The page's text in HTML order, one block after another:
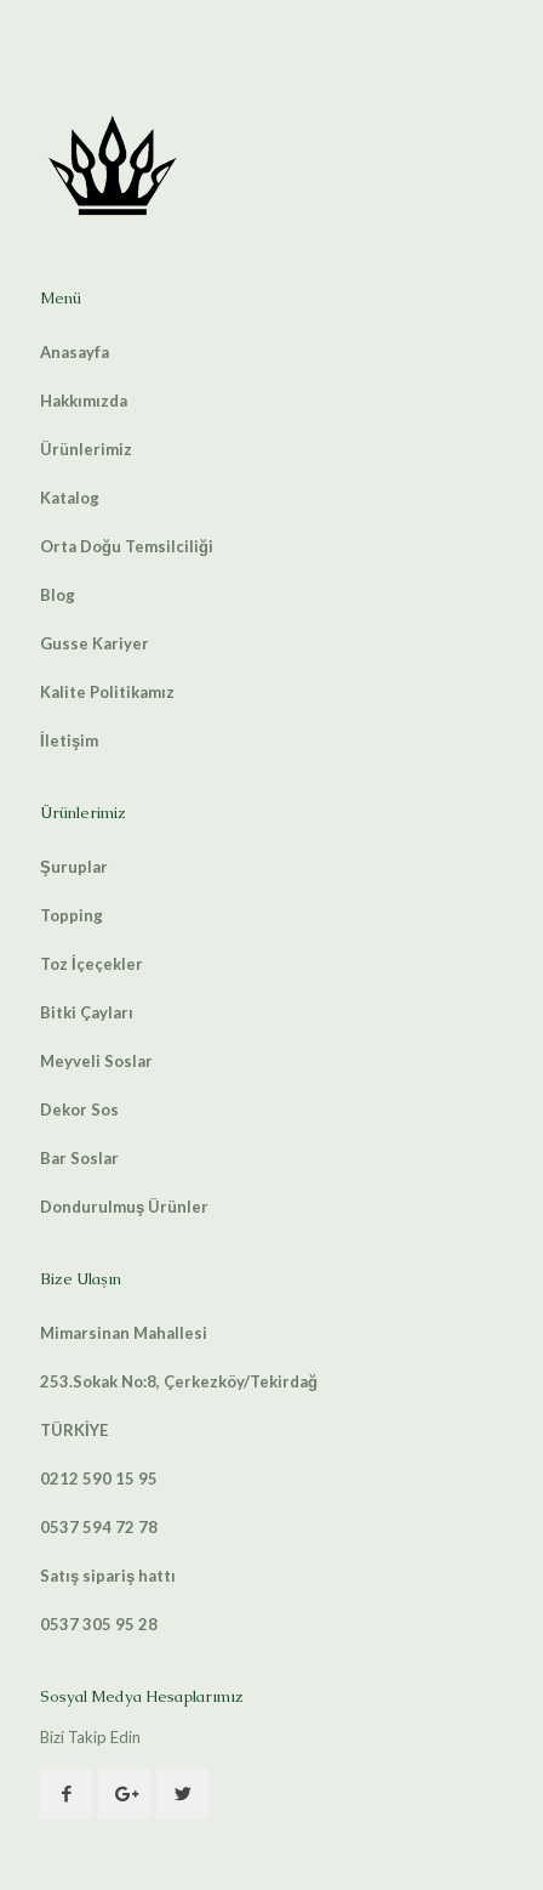
Menü
Anasayfa
Hakkımızda
Ürünlerimiz
Katalog
Orta Doğu Temsilciliği
Blog
Gusse Kariyer
Kalite Politikamız
İletişim
Ürünlerimiz
Şuruplar
Topping
Toz İçeçekler
Bitki Çayları
Meyveli Soslar
Dekor Sos
Bar Soslar
Dondurulmuş Ürünler
Bize Ulaşın
Mimarsinan Mahallesi
253.Sokak No:8, Çerkezköy/Tekirdağ
TÜRKİYE
0212 590 15 95
0537 594 72 78
Satış sipariş hattı
0537 305 95 28
Sosyal Medya Hesaplarımız
Bizi Takip Edin